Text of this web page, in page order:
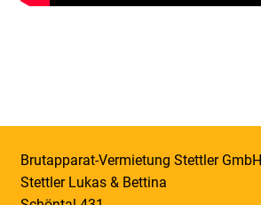
Brutapparat-Vermietung Stettler GmbH
Stettler Lukas & Bettina